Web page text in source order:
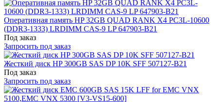
Оперативная память HP 32GB QUAD RANK X4 PC3L-10600
(DDR3-1333) LRDIMM CAS-9 LP 647903-B21
Под заказ
Запросить под заказ
Жесткий диск HP 300GB SAS DP 10K SFF 507127-B21
Под заказ
Запросить под заказ